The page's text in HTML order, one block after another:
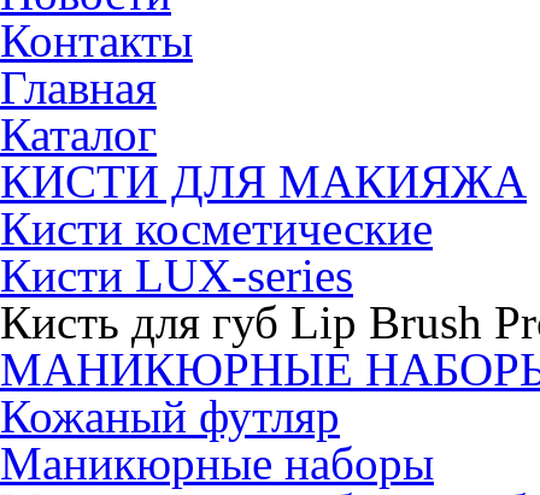
Контакты
Главная
Каталог
КИСТИ ДЛЯ МАКИЯЖА
Кисти косметические
Кисти LUX-series
Кисть для губ Lip Brush
МАНИКЮРНЫЕ
Кожаный футляр
Маникюрные наборы